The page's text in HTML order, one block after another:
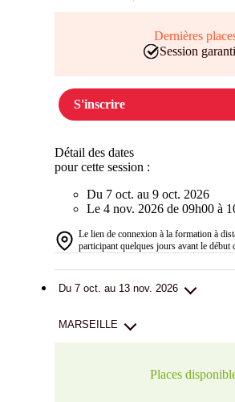
Dernières
Session
S'inscrire
Détail des dates
pour cette session :
Du 7 oct. au 9 oct. 2026
Le 4 nov. 2026 de 09h00 à
Le lien de connexion à la formation à
participant quelques jours avant le début
Du 7 oct. au 13 nov. 2026
MARSEILLE
Places